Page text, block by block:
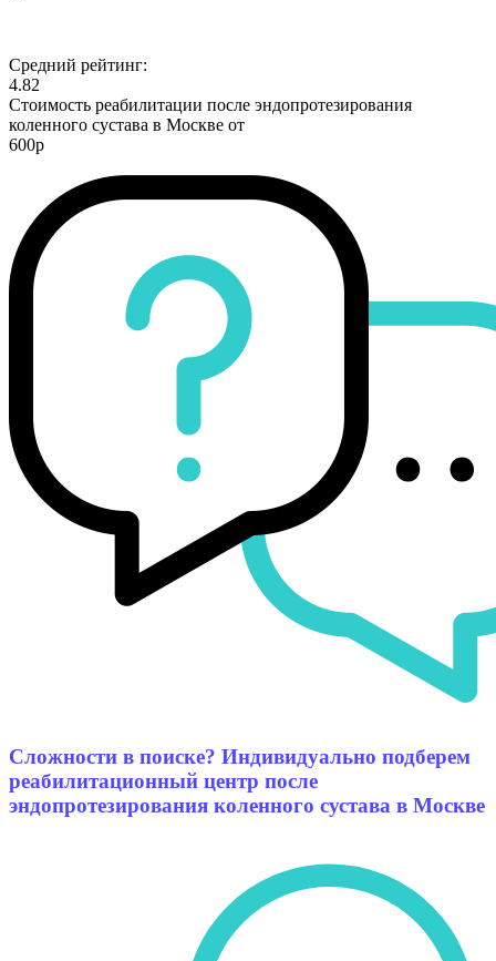
Средний рейтинг:
4.82
Стоимость реабилитации после эндопротезирования
коленного сустава в Москве от
600р
Сложности в поиске? Индивидуально подберем
реабилитационный центр после
эндопротезирования коленного сустава в Москве